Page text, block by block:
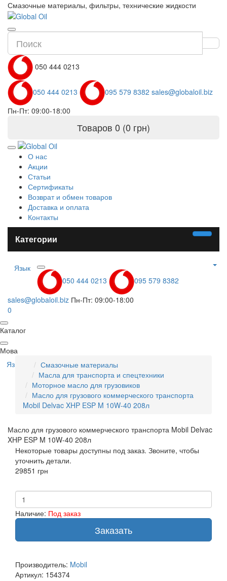
Смазочные материалы, фильтры, технические жидкости
050 444 0213
050 444 0213 095 579 8382 sales@globaloil.biz
Пн-Пт: 09:00-18:00
Товаров 0 (0 грн)
О нас
Акции
Статьи
Сертификаты
Возврат и обмен товаров
Доставка и оплата
Контакты
Категории
Язык
050 444 0213
095 579 8382
sales@globaloil.biz Пн-Пт: 09:00-18:00
0
Каталог
Мова
Язык
Смазочные материалы
Масла для транспорта и спецтехники
Моторное масло для грузовиков
Масло для грузового коммерческого транспорта
Mobil Delvac XHP ESP M 10W-40 208л
Масло для грузового коммерческого транспорта Mobil Delvac
XHP ESP M 10W-40 208л
Некоторые товары доступны под заказ. Звоните, чтобы
уточнить детали.
29851 грн
Наличие: Под заказ
Заказать
Производитель: Mobil
Артикул: 154374